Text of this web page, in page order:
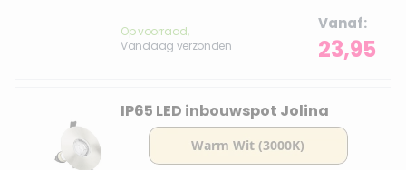
Op voorraad,
Vandaag verzonden
Vanaf
23,95
IP65 LED inbouwspot Jolina